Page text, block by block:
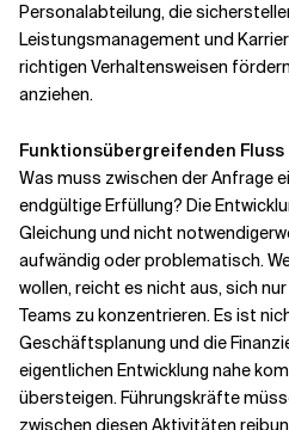
Personalabteilung, die
Leistungsmanagement und
richtigen Verhaltensweisen
anziehen.
Funktionsübergreifenden
Was muss zwischen der Anfrage
endgültige Erfüllung? Die
Gleichung und nicht
aufwändig oder problematisch.
wollen, reicht es nicht aus, sich
Teams zu konzentrieren. Es ist
Geschäftsplanung und die
eigentlichen Entwicklung nahe
übersteigen. Führungskräfte
zwischen diesen Aktivitäten